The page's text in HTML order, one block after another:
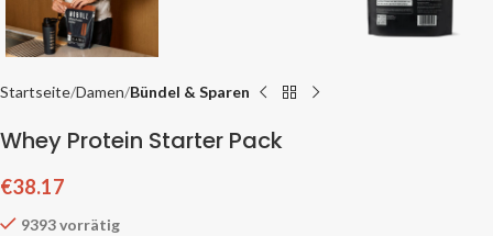
Startseite Damen Bündel & Sparen
Whey Protein Starter Pack
€38.17
9393 vorrätig